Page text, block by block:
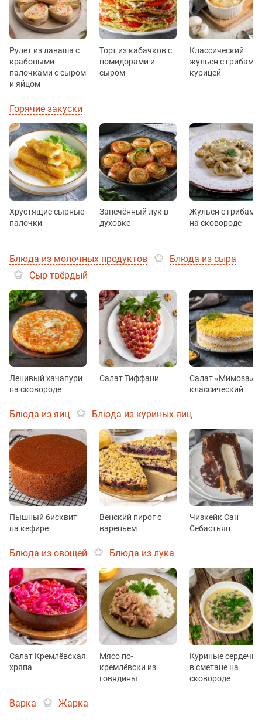
Рулет из лаваша с
крабовыми
палочками с сыром
и яйцом
Торт из кабачков с
помидорами и
сыром
Классический
жульен с грибами
курицей
Горячие закуски
Хрустящие сырные
палочки
Запечённый лук в
духовке
Жульен с грибами
на сковороде
Блюда из молочных продуктов
Блюда из сыра
Сыр твёрдый
Ленивый хачапури
на сковороде
Салат Тиффани
Салат «Мимоза»
классический
Блюда из яиц Блюда из куриных яиц
Пышный бисквит
на кефире
Венский пирог с
вареньем
Чизкейк Сан
Себастьян
Блюда из овощей Блюда из лука
Салат Кремлёвская
хряпа
Мясо по-
кремлёвски из
говядины
Куриные сердечки
в сметане на
сковороде
Варка Жарка